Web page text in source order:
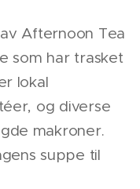
Afternoon Tea
som har trasket
lokal
og diverse
makroner.
suppe til